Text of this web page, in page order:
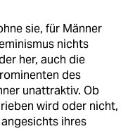
sie, für Männer
nichts
her, auch die
des
unattraktiv. Ob
wird oder nicht,
ihres